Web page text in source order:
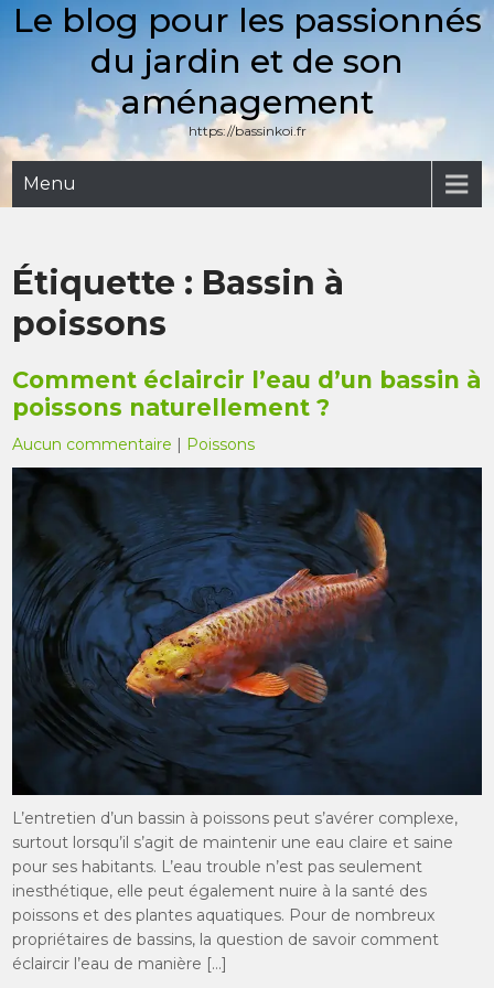
SkipLe blog pour les passionnés
du jardin et de son
aménagement
https://bassinkoi.fr
Menu
Étiquette : Bassin à
poissons
Comment éclaircir l’eau d’un bassin à
poissons naturellement ?
Aucun commentaire | Poissons
L’entretien d’un bassin à poissons peut s’avérer complexe,
surtout lorsqu’il s’agit de maintenir une eau claire et saine
pour ses habitants. L’eau trouble n’est pas seulement
inesthétique, elle peut également nuire à la santé des
poissons et des plantes aquatiques. Pour de nombreux
propriétaires de bassins, la question de savoir comment
éclaircir l’eau de manière […]